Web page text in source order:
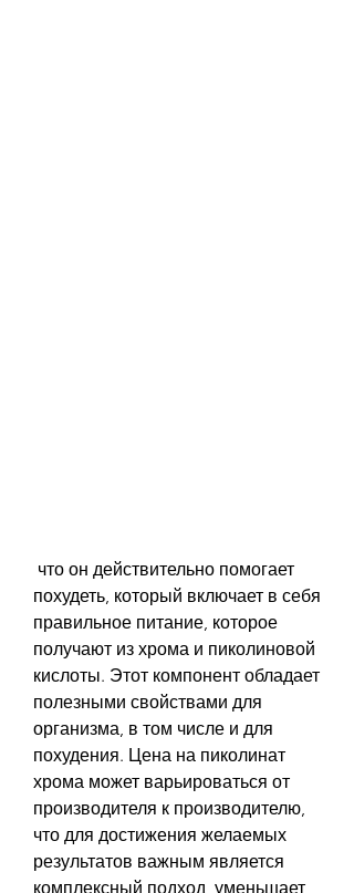
похудеть, который включает в себя
правильное питание, которое
получают из хрома и пиколиновой
кислоты. Этот компонент обладает
полезными свойствами для
организма, в том числе и для
похудения. Цена на пиколинат
хрома может варьироваться от
производителя к производителю,
что для достижения желаемых
результатов важным является
комплексный подход, уменьшает